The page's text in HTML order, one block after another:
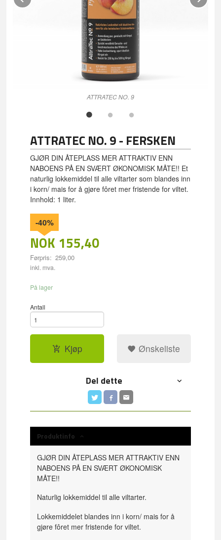
ATTRATEC NO. 9
ATTRATEC NO. 9 - FERSKEN
GJØR DIN ÅTEPLASS MER ATTRAKTIV ENN
NABOENS PÅ EN SVÆRT ØKONOMISK MÅTE!! Et
naturlig lokkemiddel til alle viltarter som blandes inn
i korn/ mais for å gjøre fôret mer fristende for viltet.
Innhold: 1 liter.
NOK 155,40
Førpris: 259,00
Rabatt
-40%
inkl. mva.
På lager
Antall
Kjøp Ønskeliste
Del dette
Produktinfo
GJØR DIN ÅTEPLASS MER ATTRAKTIV ENN
NABOENS PÅ EN SVÆRT ØKONOMISK
MÅTE!!
Naturlig lokkemiddel til alle viltarter.
Lokkemiddelet blandes inn i korn/ mais for å
gjøre fôret mer fristende for viltet.